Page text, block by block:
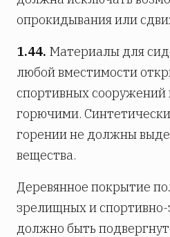
опрокидывания или
1.44. Материалы для
любой вместимости
спортивных сооружений
горючими.
горении не должны
вещества.
Деревянное покрытие
зрелищных и
должно быть